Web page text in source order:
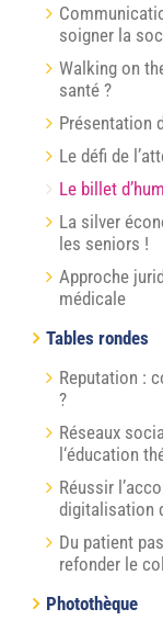
soigner la
Walking on
santé ?
Présentation
Le défi de
Le billet
La silver
les seniors !
Approche
médicale
Tables rondes
Reputation :
?
Réseaux
l‘éducation
Réussir
digitalisation
Du patient
refonder le
Photothèque